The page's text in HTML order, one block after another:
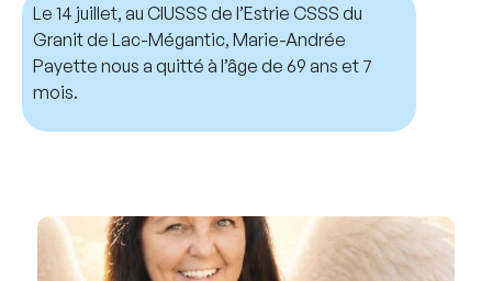
Le 14 juillet, au CIUSSS de l’Estrie CSSS du
Granit de Lac-Mégantic, Marie-Andrée
Payette nous a quitté à l’âge de 69 ans et 7
mois.